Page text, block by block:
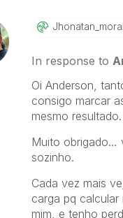
In response to
Oi Anderson,
consigo marcar
mesmo resultado.
Muito obrigado…
sozinho.
Cada vez mais
carga pq
mim, e tenho